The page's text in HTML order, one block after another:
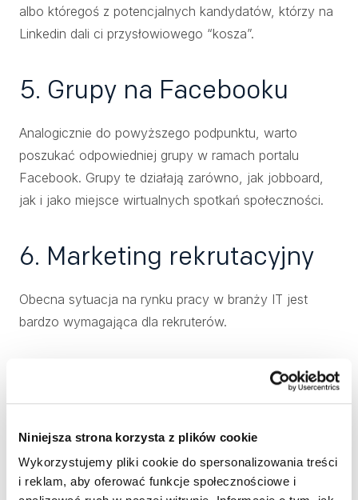
Niniejsza strona korzysta z plików cookie
Wykorzystujemy pliki cookie do spersonalizowania treści
i reklam, aby oferować funkcje społecznościowe i
albo któregoś z potencjalnych kandydatów, którzy na
Linkedin dali ci przysłowiowego “kosza”.
5. Grupy na Facebooku
Analogicznie do powyższego podpunktu, warto
poszukać odpowiedniej grupy w ramach portalu
Facebook. Grupy te działają zarówno, jak jobboard,
jak i jako miejsce wirtualnych spotkań społeczności.
6. Marketing rekrutacyjny
Obecna sytuacja na rynku pracy w branży IT jest
bardzo wymagająca dla rekruterów.
standardowe ogłoszenia.
Jednocześnie, kiedyś bardzo skuteczna metoda